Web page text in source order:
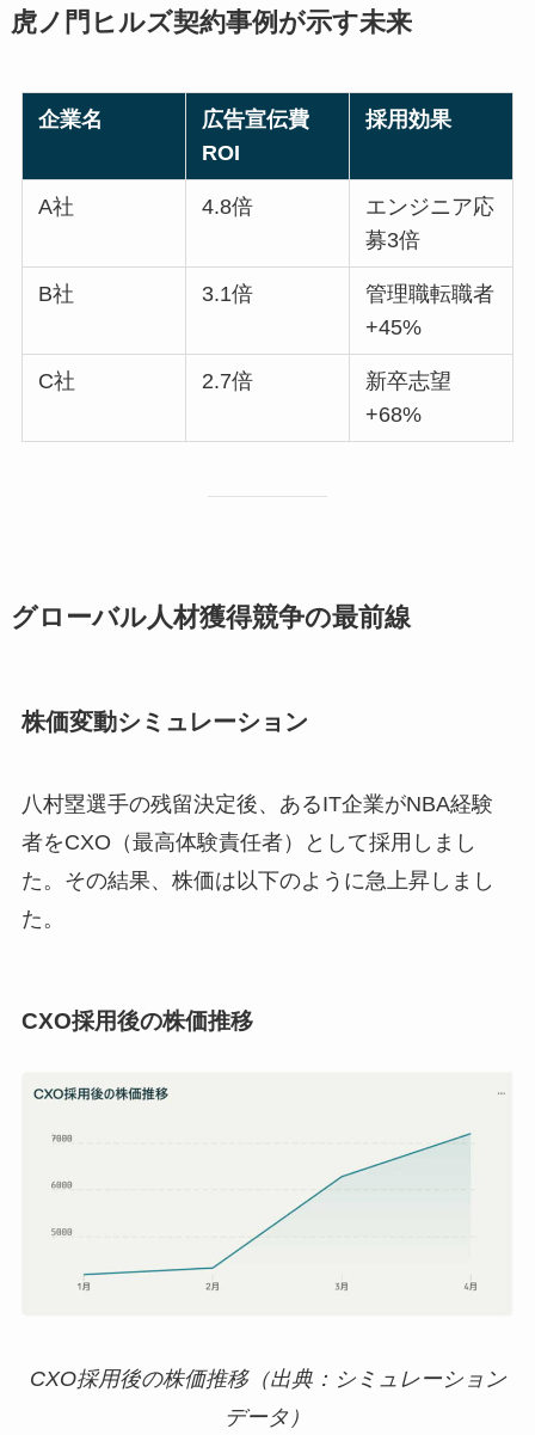
虎ノ門ヒルズ契約事例が示す未来
企業名
広告宣伝費
ROI
採用効果
A社 4.8倍
エンジニア応
募3倍
B社 3.1倍
管理職転職者
+45%
C社 2.7倍
新卒志望
+68%
グローバル人材獲得競争の最前線
株価変動シミュレーション
八村塁選手の残留決定後、あるIT企業がNBA経験
者をCXO（最高体験責任者）として採用しまし
た。その結果、株価は以下のように急上昇しまし
た。
CXO採用後の株価推移
CXO採用後の株価推移（出典：シミュレーション
データ）